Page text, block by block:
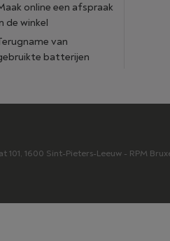
online een afspraak
de winkel
van
batterijen
1600 Sint-Pieters-Leeuw - RPM